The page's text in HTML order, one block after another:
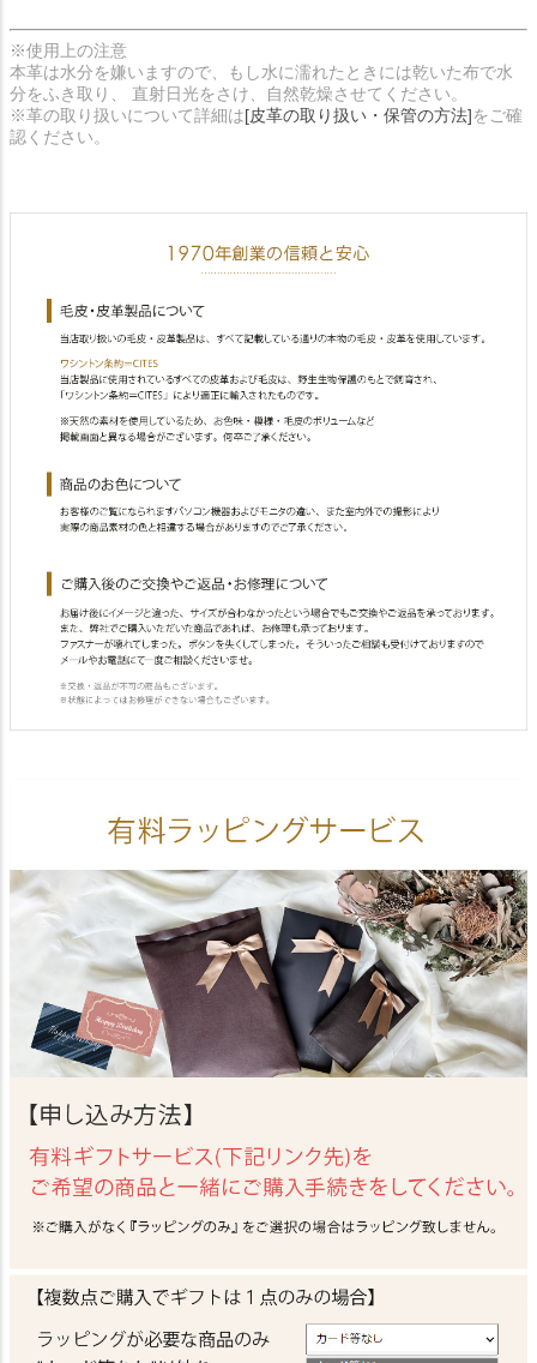
※使用上の注意
本革は水分を嫌いますので、もし水に濡れたときには乾いた布で水
分をふき取り、 直射日光をさけ、自然乾燥させてください。
※革の取り扱いについて詳細は[皮革の取り扱い・保管の方法]をご確
認ください。